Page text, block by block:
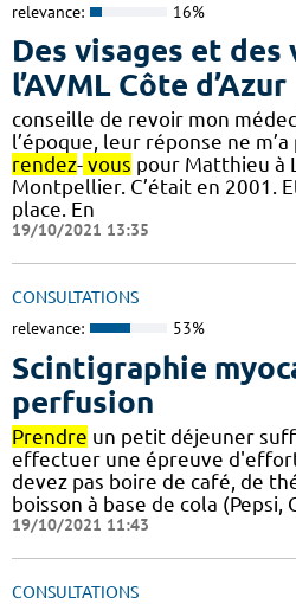
relevance: 16%
Des visages et
l’AVML Côte d’Azur
conseille de revoir mon
l’époque, leur réponse ne
rendez- vous pour Matthieu à
Montpellier. C’était en 2001.
place. En
19/10/2021 13:35
CONSULTATIONS
relevance: 53%
Scintigraphie
perfusion
Prendre un petit déjeuner
effectuer une épreuve
devez pas boire de café, de
boisson à base de cola (Pepsi,
19/10/2021 11:43
CONSULTATIONS